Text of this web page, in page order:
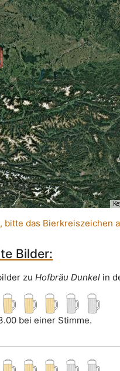
bitte das Bierkreiszeichen
Bilder:
zuHofbräu Dunkel in
bei einer Stimme.